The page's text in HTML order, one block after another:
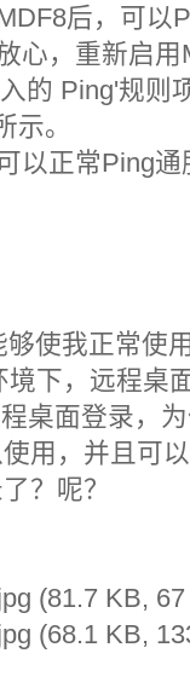
后，可以
心，重新启
的 Ping'规则
。
以正常Ping
使我正常使
下，远程桌
桌面登录，
用，并且可
？呢？
(81.7 KB,
(68.1 KB,